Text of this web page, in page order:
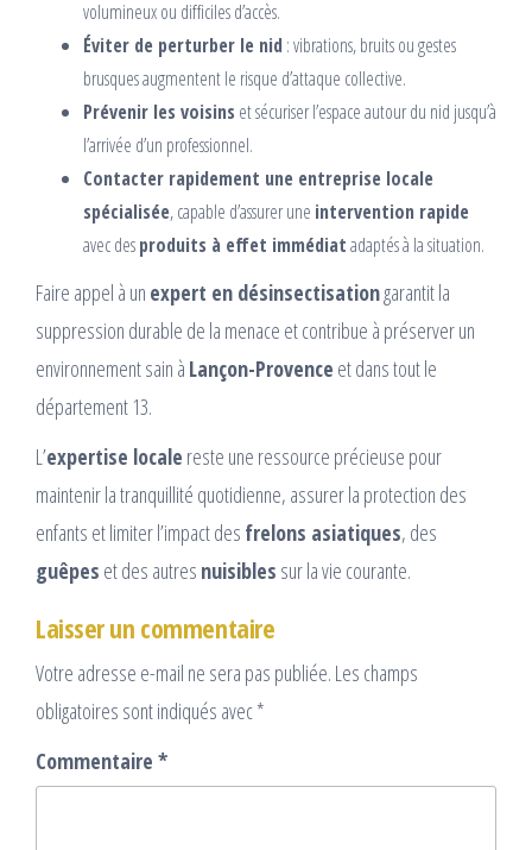
volumineux ou difficiles d’accès.
Éviter de perturber le nid : vibrations, bruits ou gestes
brusques augmentent le risque d’attaque collective.
Prévenir les voisins et sécuriser l’espace autour du nid jusqu’à
l’arrivée d’un professionnel.
Contacter rapidement une entreprise locale
spécialisée, capable d’assurer une intervention rapide
avec desproduits à effet immédiatadaptés à la situation.
Faire appel à un expert en désinsectisationgarantit la
suppression durable de la menace et contribue à préserver un
environnement sain à Lançon-Provence et dans tout le
département 13.
L’expertise locale reste une ressource précieuse pour
maintenir la tranquillité quotidienne, assurer la protection des
enfants et limiter l’impact des frelons asiatiques, des
guêpes et des autres nuisibles sur la vie courante.
Laisser un commentaire
Votre adresse e-mail ne sera pas publiée. Les champs
obligatoires sont indiqués avec*
Commentaire *